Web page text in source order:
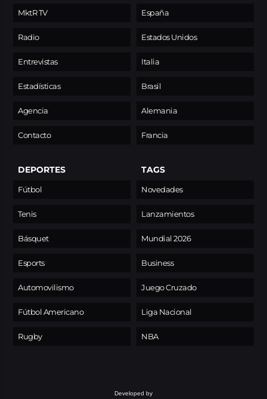
MktR TV
Radio
Entrevistas
Estadísticas
Agencia
Contacto
España
Estados Unidos
Italia
Brasil
Alemania
Francia
DEPORTES
Fútbol
Tenis
Básquet
Esports
Automovilismo
Fútbol Americano
Rugby
TAGS
Novedades
Lanzamientos
Mundial 2026
Business
Juego Cruzado
Liga Nacional
NBA
Developed by